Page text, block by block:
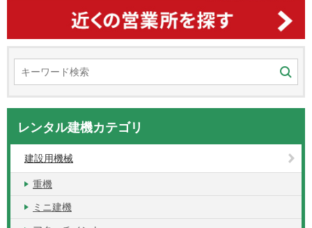
レンタル建機カテゴリ
建設用機械
重機
ミニ建機